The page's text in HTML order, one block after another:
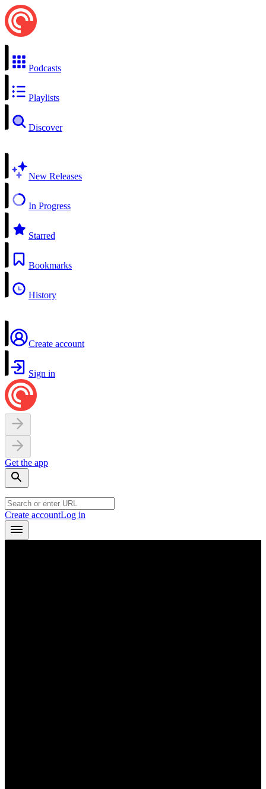
Podcasts
Playlists
Discover
New Releases
In Progress
Starred
Bookmarks
History
Create account
Sign in
Get the app
Create accountLog in